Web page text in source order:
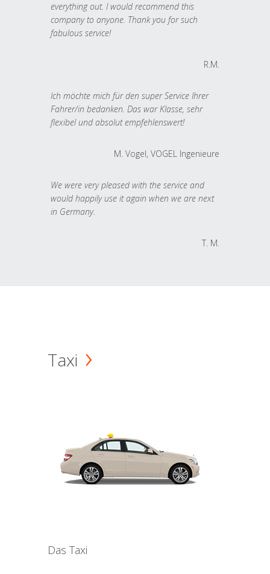
everything out. I would recommend this
company to anyone. Thank you for such
fabulous service!
R.M.
Ich möchte mich für den super Service Ihrer
Fahrer/in bedanken. Das war Klasse, sehr
flexibel und absolut empfehlenswert!
M. Vogel, VOGEL Ingenieure
We were very pleased with the service and
would happily use it again when we are next
in Germany.
T. M.
Taxi
Das Taxi